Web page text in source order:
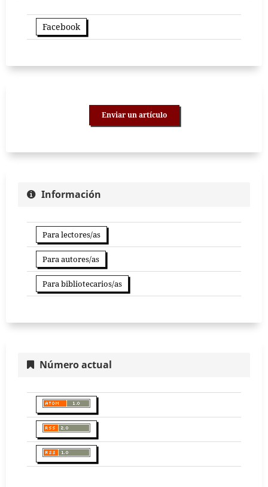
Facebook
Enviar un artículo
Información
Para lectores/as
Para autores/as
Para bibliotecarios/as
Número actual